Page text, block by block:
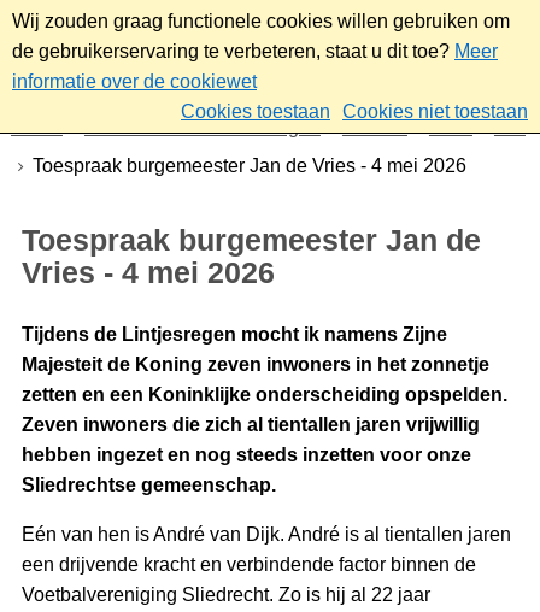
Wij zouden graag functionele cookies willen gebruiken om
de gebruikerservaring te verbeteren, staat u dit toe? Meer
informatie over de cookiewet
Cookies toestaan
Cookies niet toestaan
Nieuws & bekendmakingen Nieuws 2026
Mei
Toespraak burgemeester Jan de Vries - 4 mei 2026
Toespraak burgemeester Jan de
Vries - 4 mei 2026
Tijdens de Lintjesregen mocht ik namens Zijne
Majesteit de Koning zeven inwoners in het zonnetje
zetten en een Koninklijke onderscheiding opspelden.
Zeven inwoners die zich al tientallen jaren vrijwillig
hebben ingezet en nog steeds inzetten voor onze
Sliedrechtse gemeenschap.
Eén van hen is André van Dijk. André is al tientallen jaren
een drijvende kracht en verbindende factor binnen de
Voetbalvereniging Sliedrecht. Zo is hij al 22 jaar